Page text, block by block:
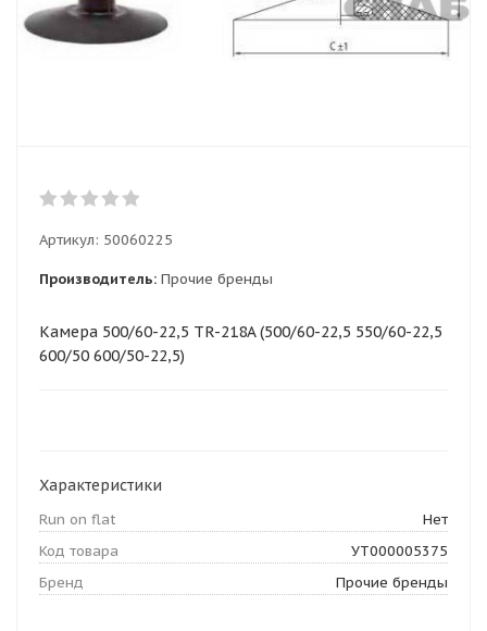
Артикул: 50060225
Производитель: Прочие бренды
Камера 500/60-22,5 TR-218A (500/60-22,5 550/60-22,5
600/50 600/50-22,5)
Характеристики
Run on flat
Нет
Код товара
УТ000005375
Бренд
Прочие бренды